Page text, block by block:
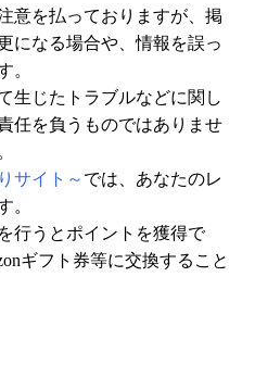
意を払っておりますが、掲
になる場合や、情報を誤っ
。
生じたトラブルなどに関し
任を負うものではありませ
サイト～ では、あなたのレ
。
行うとポイントを獲得で
ギフト券等に交換すること